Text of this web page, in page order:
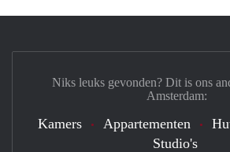
Niks leuks gevonden? Dit is ons
Amsterdam:
Kamers Appartementen
Studio's